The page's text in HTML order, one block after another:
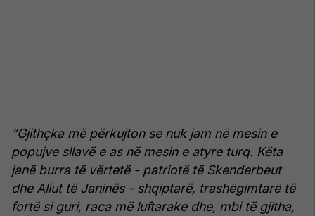
“Gjithçka më përkujton se nuk jam në mesin e
popujve sllavë e as në mesin e atyre turq. Këta
janë burra të vërtetë - patriotë të Skenderbeut
dhe Aliut të Janinës - shqiptarë, trashëgimtarë të
fortë si guri, raca më luftarake dhe, mbi të gjitha,